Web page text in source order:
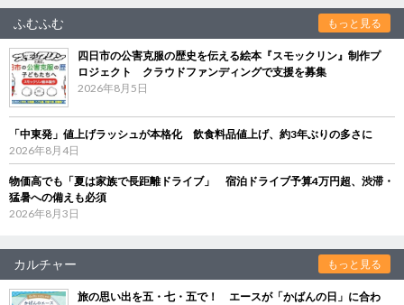
ふむふむ もっと見る
四日市の公害克服の歴史を伝える絵本『スモックリン』制作プ
ロジェクト クラウドファンディングで支援を募集
2026年8月5日
「中東発」値上げラッシュが本格化 飲食料品値上げ、約3年ぶりの多さに
2026年8月4日
物価高でも「夏は家族で長距離ドライブ」 宿泊ドライブ予算4万円超、渋滞・
猛暑への備えも必須
2026年8月3日
カルチャー もっと見る
旅の思い出を五・七・五で！ エースが「かばんの日」に合わ